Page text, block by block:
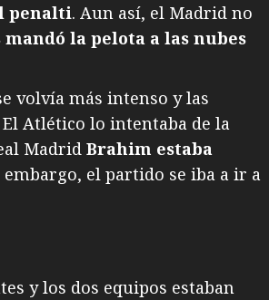
penalti. Aun así, el Madrid no
la pelota a las nubes
volvía más intenso y las
El Atlético lo intentaba de la
Madrid Brahim estaba
embargo, el partido se iba a ir a
y los dos equipos estaban